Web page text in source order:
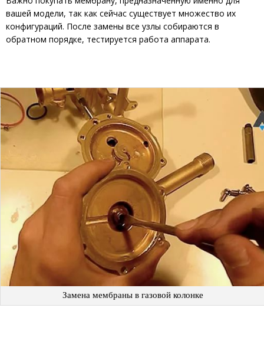
вашей модели, так как сейчас существует множество их
конфигураций. После замены все узлы собираются в
обратном порядке, тестируется работа аппарата.
Замена мембраны в газовой колонке